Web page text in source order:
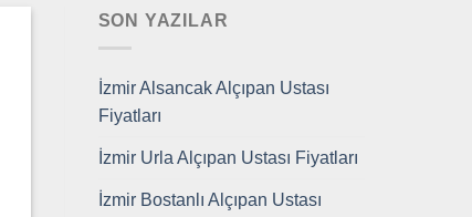
SON YAZILAR
İzmir Alsancak Alçıpan Ustası
Fiyatları
İzmir Urla Alçıpan Ustası Fiyatları
İzmir Bostanlı Alçıpan Ustası